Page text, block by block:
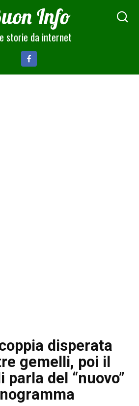
Info
storie da internet
disperata
gemelli, poi il
del “nuovo”